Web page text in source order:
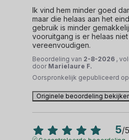
Ik vind hem minder goed
maar die helaas aan het
gebruik is minder
vooruitgang is er helaas
vereenvoudigen.
Beoordeling van 2-8-2026 ,
door Marielaure F.
Oorspronkelijk gepubliceerd
Originele beoordeling
5/5